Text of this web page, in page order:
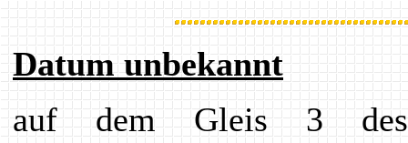
Datum unbekannt
auf dem Gleis 3